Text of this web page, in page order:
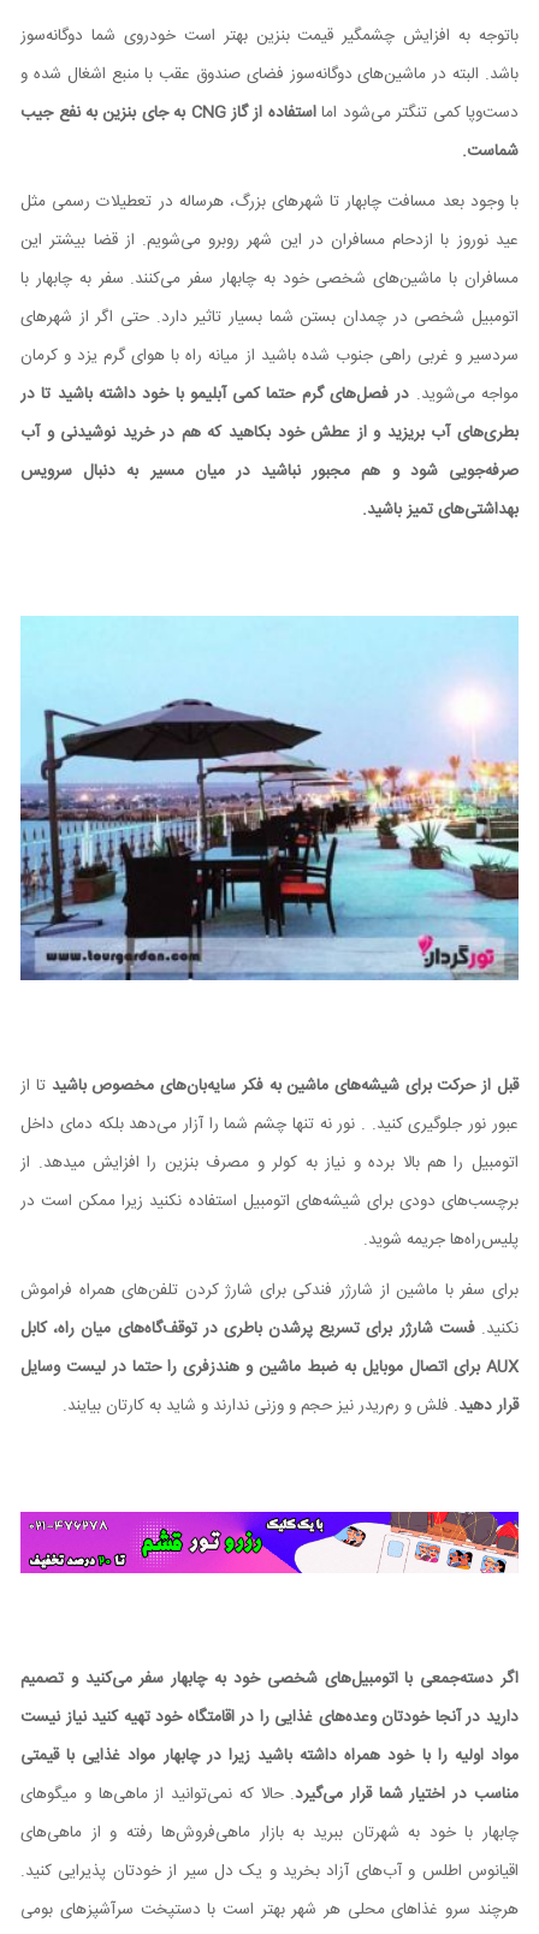
باتوجه به افزایش چشمگیر قیمت بنزین بهتر است خودروی شما دوگانه‌سوز
باشد. البته در ماشین‌های دوگانه‌سوز فضای صندوق عقب با منبع اشغال شده و
دست‌وپا کمی تنگتر می‌شود امااستفاده از گازCNGبه جای بنزین به نفع جیب
شماست.
با وجود بعد مسافت چابهار تا شهرهای بزرگ، هرساله در تعطیلات رسمی مثل
عید نوروز با ازدحام مسافران در این شهر روبرو می‌شویم. از قضا بیشتر این
مسافران با ماشین‌های شخصی خود به چابهار سفر می‌کنند. سفر به چابهار با
اتومبیل شخصی در چمدان بستن شما بسیار تاثیر دارد. حتی اگر از شهرهای
سردسیر و غربی راهی جنوب شده باشید از میانه راه با هوای گرم یزد و کرمان
مواجه می‌شوید. در فصل‌های گرم حتما کمی آبلیمو با خود داشته باشید تا در
بطری‌های آب بریزید و از عطش خود بکاهید که هم در خرید نوشیدنی و آب
صرفه‌جویی شود و هم مجبور نباشید در میان مسیر به دنبال سرویس
بهداشتی‌های تمیز باشید.
قبل از حرکت برای شیشه‌های ماشین به فکر سایهبان‌های مخصوص باشید تا از
عبور نور جلوگیری کنید. . نور نه تنها چشم شما را آزار می‌دهد بلکه دمای داخل
اتومبیل را هم بالا برده و نیاز به کولر و مصرف بنزین را افزایش میدهد. از
برچسب‌های دودی برای شیشه‌های اتومبیل استفاده نکنید زیرا ممکن است در
پلیس‌راه‌ها جریمه شوید.
برای سفر با ماشین از شارژر فندکی برای شارژ کردن تلفن‌های همراه فراموش
نکنید.فست شارژر برای تسریع پرشدن باطری در توقف‌گاه‌های میان راه، کابل
AUXبرای اتصال موبایل به ضبط ماشین و هندزفری را حتما در لیست وسایل
قرار دهید. فلش و رم‌ریدر نیز حجم و وزنی ندارند و شاید به کارتان بیایند.
اگر دسته‌جمعی با اتومبیل‌های شخصی خود به چابهار سفر می‌کنید و تصمیم
دارید در آنجا خودتان وعده‌های غذایی را در اقامتگاه خود تهیه کنید نیاز نیست
مواد اولیه را با خود همراه داشته باشید زیرا در چابهار مواد غذایی با قیمتی
مناسب در اختیار شما قرار می‌گیرد. حالا که نمی‌توانید از ماهی‌ها و میگوهای
چابهار با خود به شهرتان ببرید به بازار ماهی‌فروش‌ها رفته و از ماهی‌های
اقیانوس اطلس و آب‌های آزاد بخرید و یک دل سیر از خودتان پذیرایی کنید.
هرچند سرو غذاهای محلی هر شهر بهتر است با دستپخت سرآشپزهای بومی